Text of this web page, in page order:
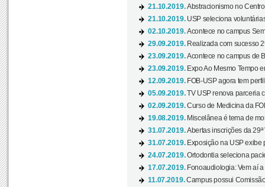
21.10.2019.Abstracionismo no
21.10.2019. USP seleciona
02.10.2019.Acontece no campus
29.09.2019. Realizada com sucesso
23.09.2019.Acontece no campus de
23.09.2019. Expo Ao Mesmo Tempo
12.09.2019. FOB-USP agora tem
05.09.2019.TV USP renova parceria
02.09.2019.Curso de Medicina da
19.08.2019. Miscelânea é tema de
31.07.2019.Abertas inscrições da 29ª
31.07.2019. Exposição na USP exibe
24.07.2019.Ortodontia seleciona
17.07.2019. Fonoaudiologia: Vem aí
11.07.2019.Campus possui